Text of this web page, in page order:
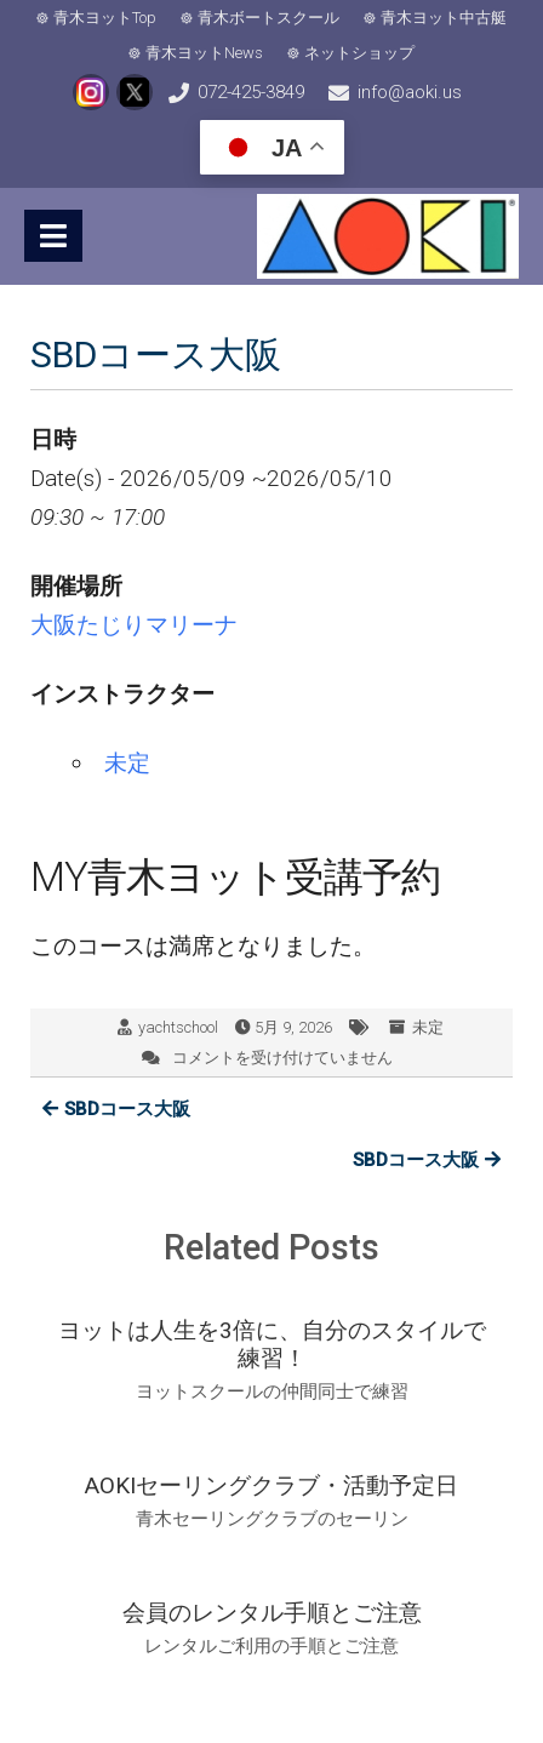
青木ヨットTop 青木ボートスクール
青木ヨット中古艇
青木ヨットNews
ネットショップ
072-425-3849 info@aoki.us
JA
SBDコース大阪
日時
Date(s) - 2026/05/09 ~2026/05/10
09:30 ~ 17:00
開催場所
大阪たじりマリーナ
インストラクター
未定
MY青木ヨット受講予約
このコースは満席となりました。
yachtschool 5月 9, 2026
未定
SBD
ー
コメントを受け付けていません
SBDコース大阪
SBDコース大阪
Related Posts
ヨットは人生を3倍に、自分のスタイルで
練習！
ヨットスクールの仲間同士で練習
AOKIセーリングクラブ・活動予定日
青木セーリングクラブのセーリン
会員のレンタル手順とご注意
レンタルご利用の手順とご注意